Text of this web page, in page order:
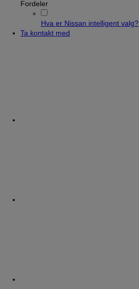
Fordeler
Hva er Nissan intelligent valg?
Ta kontakt med